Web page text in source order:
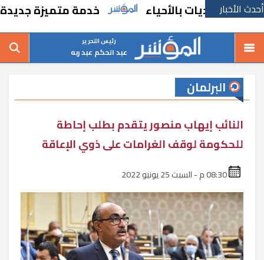
أحدث الأخباربالأحياء خدمة متميزة جديدة من
رئيس التحرير
عبد الحكم عبد ربه
البرلمان
النائب إيهاب منصور يتقدم بطلب إحاطة
للحكومة لوقف الغرامات على ذوي الإعاقة